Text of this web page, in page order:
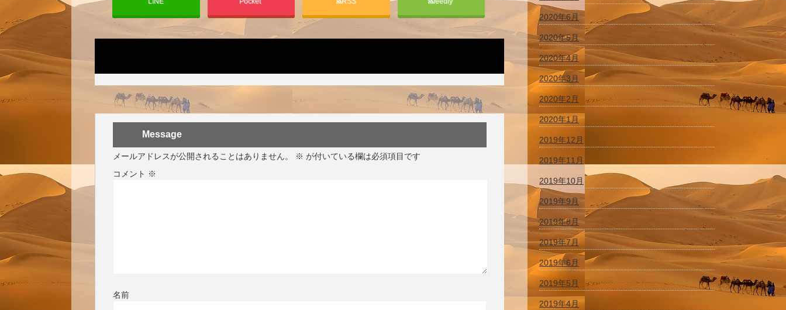
Message
メールアドレスが公開されることはありません。 ※ が付いている欄は必須項目です
コメント ※
名前
2020年6月
2020年5月
2020年4月
2020年3月
2020年2月
2020年1月
2019年12月
2019年11月
2019年10月
2019年9月
2019年8月
2019年7月
2019年6月
2019年5月
2019年4月